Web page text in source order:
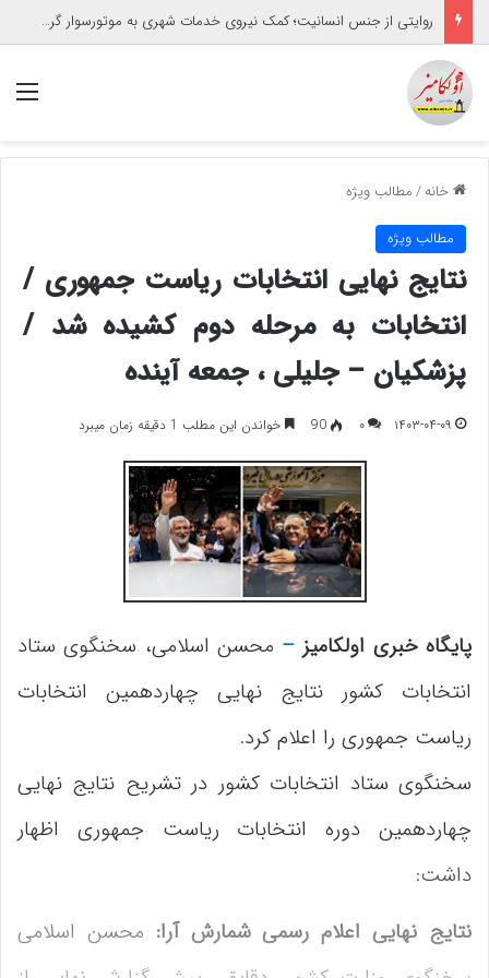
روایتی از جنس انسانیت؛ کمک نیروی خدمات شهری به موتورسوار گرفتار
خانه/مطالب ویژه
مطالب ویژه
نتایج نهایی انتخابات ریاست جمهوری /
انتخابات به مرحله دوم کشیده شد /
پزشکیان – جلیلی ، جمعه آینده
۱۴۰۳-۰۴-۰۹ ۰ 90 خواندن این مطلب 1 دقیقه زمان میبرد
پایگاه خبری اولکامیز – محسن اسلامی، سخنگوی ستاد
انتخابات کشور نتایج نهایی چهاردهمین انتخابات
ریاست جمهوری را اعلام کرد.
سخنگوی ستاد انتخابات کشور در تشریح نتایج نهایی
چهاردهمین دوره انتخابات ریاست جمهوری اظهار
داشت:
نتایج نهایی اعلام رسمی شمارش آرا: محسن اسلامی